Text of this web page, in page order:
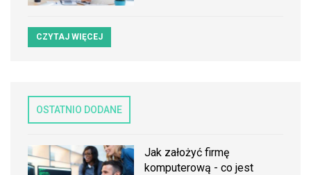
CZYTAJ WIĘCEJ
OSTATNIO DODANE
Jak założyć firmę
komputerową - co jest